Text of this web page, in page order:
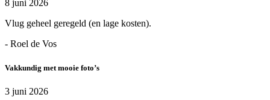
8 juni 2026
Vlug geheel geregeld (en lage kosten).
- Roel de Vos
Vakkundig met mooie foto’s
3 juni 2026